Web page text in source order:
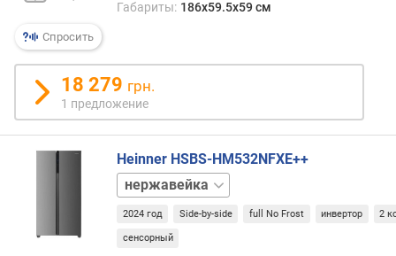
л
о
ч
к
и
н
р
Спросить
Габариты: 186х59.5х59 см
18 279 грн.
1 предложение
Heinner HSBS-HM532NFXE++
черный
2024 год Side-by-side full No Frost инвертор 2
сенсорный